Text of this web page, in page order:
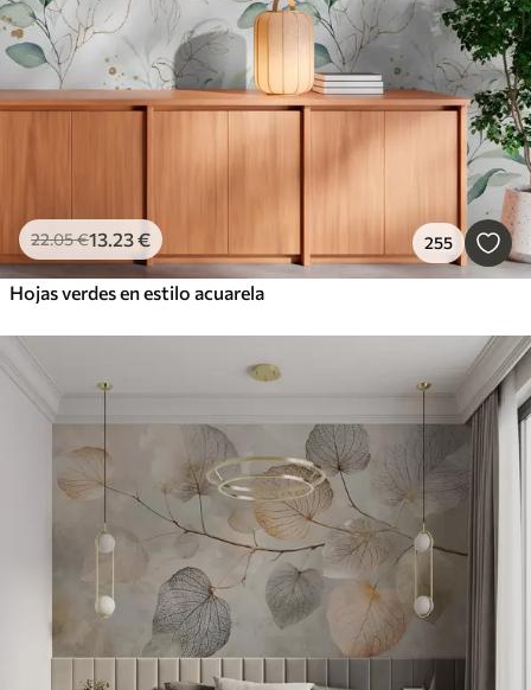
22.05€13.23€ 255
Hojas verdes en estilo acuarela